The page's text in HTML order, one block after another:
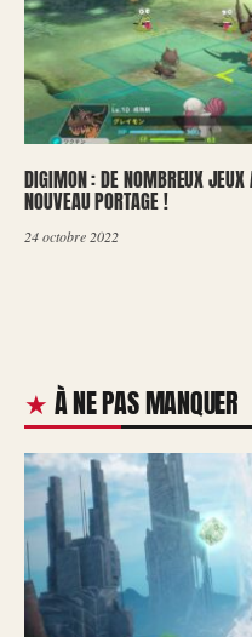
DIGIMON : DE NOMBREUX JEUX
NOUVEAU PORTAGE !
24 octobre 2022
À NE PAS MANQUER